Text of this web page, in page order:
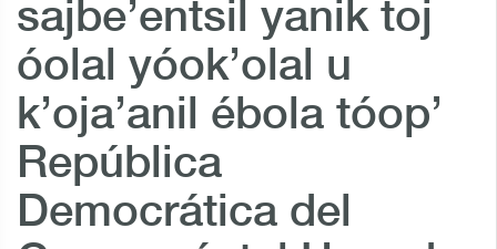
sajbe’entsil yanik toj
óolal yóok’olal u
k’oja’anil ébola tóop’
República
Democrática del